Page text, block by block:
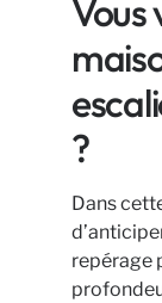
Vous
?
Dans
repérage